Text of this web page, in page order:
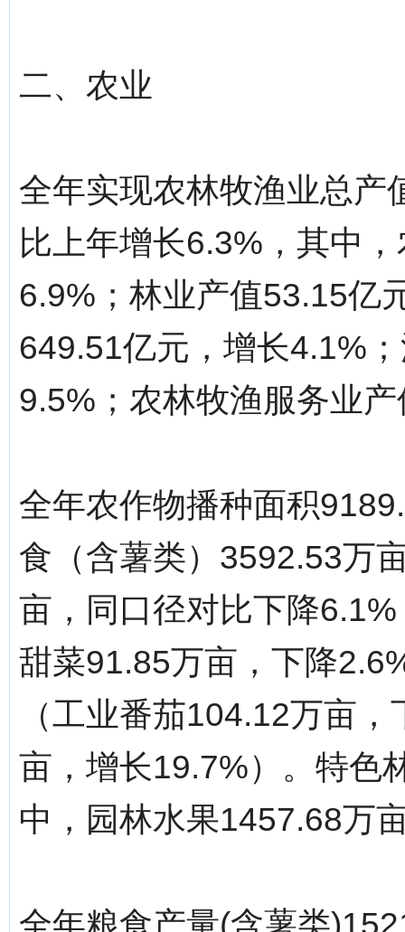
二、农业
全年实现农林牧渔业总产
比上年增长6.3%，其中
6.9%；林业产值53.15亿
649.51亿元，增长4.1%
9.5%；农林牧渔服务业
全年农作物播种面积
食（含薯类）3592.53万
亩，同口径对比下降
甜菜91.85万亩，下降
（工业番茄104.12万亩
亩，增长19.7%）。特色
中，园林水果1457.68万
全年粮食产量(含薯类